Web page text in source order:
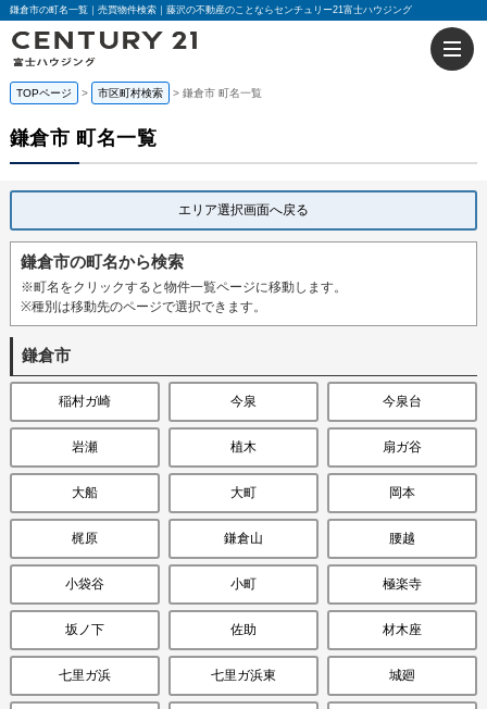
鎌倉市の町名一覧｜売買物件検索｜藤沢の不動産のことならセンチュリー21富士ハウジング
TOPページ 市区町村検索 鎌倉市 町名一覧
鎌倉市 町名一覧
エリア選択画面へ戻る
鎌倉市の町名から検索
※町名をクリックすると物件一覧ページに移動します。
※種別は移動先のページで選択できます。
鎌倉市
稲村ガ崎 今泉 今泉台
岩瀬 植木 扇ガ谷
大船 大町 岡本
梶原 鎌倉山 腰越
小袋谷 小町 極楽寺
坂ノ下 佐助 材木座
七里ガ浜 七里ガ浜東 城廻